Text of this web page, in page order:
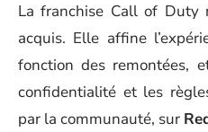
La franchise Call of Duty
acquis. Elle affine
fonction des remontées,
confidentialité et les
par la communauté, sur